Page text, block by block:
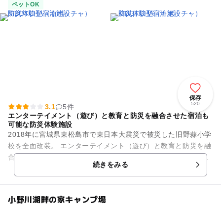
ペットOK
保存
520
3.1
5件
エンターテイメント（遊び）と教育と防災を融合させた宿泊も
可能な防災体験施設
2018年に宮城県東松島市で東日本大震災で被災した旧野蒜小学
校を全面改装。 エンターテイメント（遊び）と教育と防災を融
合させた日帰り利用と宿泊利用のどちらも可能な防災体験施
続きをみる
小野川湖畔の家キャンプ場